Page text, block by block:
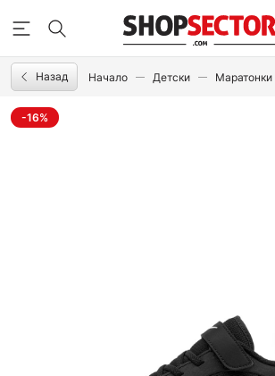
Назад Начало Детски Маратонки
-16%